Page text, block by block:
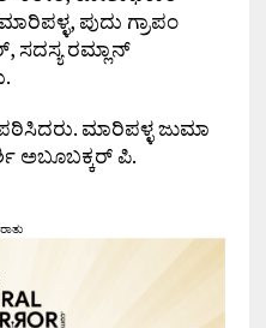
ಪುದು ಗ್ರಾಪಂ
ಸದಸ್ಯ ರಮ್ಲಾನ್
ಮಾರಿಪಳ್ಳ ಜುಮಾ
ಅಬೂಬಕ್ಕರ್ ಪಿ.